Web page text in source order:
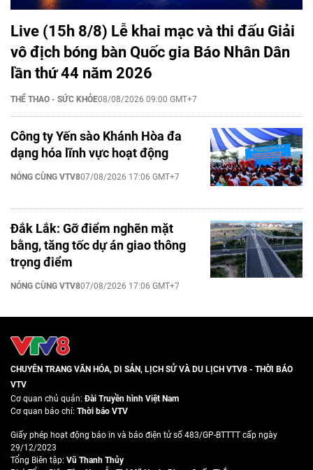
Live (15h 8/8) Lễ khai mạc và thi đấu Giải
vô địch bóng bàn Quốc gia Báo Nhân Dân
lần thứ 44 năm 2026
THỂ THAO - SỨC KHỎE08/08/2026 09:00 GMT+7
Công ty Yến sào Khánh Hòa đa
dạng hóa lĩnh vực hoạt động
NÓNG CÙNG VTV807/08/2026 17:06 GMT+7
Đắk Lắk: Gỡ điểm nghẽn mặt
bằng, tăng tốc dự án giao thông
trọng điểm
NÓNG CÙNG VTV807/08/2026 17:06 GMT+7
CHUYÊN TRANG VĂN HÓA, DI SẢN, LỊCH SỬ VÀ DU LỊCH VTV8 - THỜI BÁO
VTV
Cơ quan chủ quản:Đài Truyền hình Việt Nam
Cơ quan báo chí: Thời báo VTV
Giấy phép hoạt động báo in và báo điện tử số 483/GP-BTTTT cấp ngày
29/12/2023
Tổng Biên tập: Vũ Thanh Thủy